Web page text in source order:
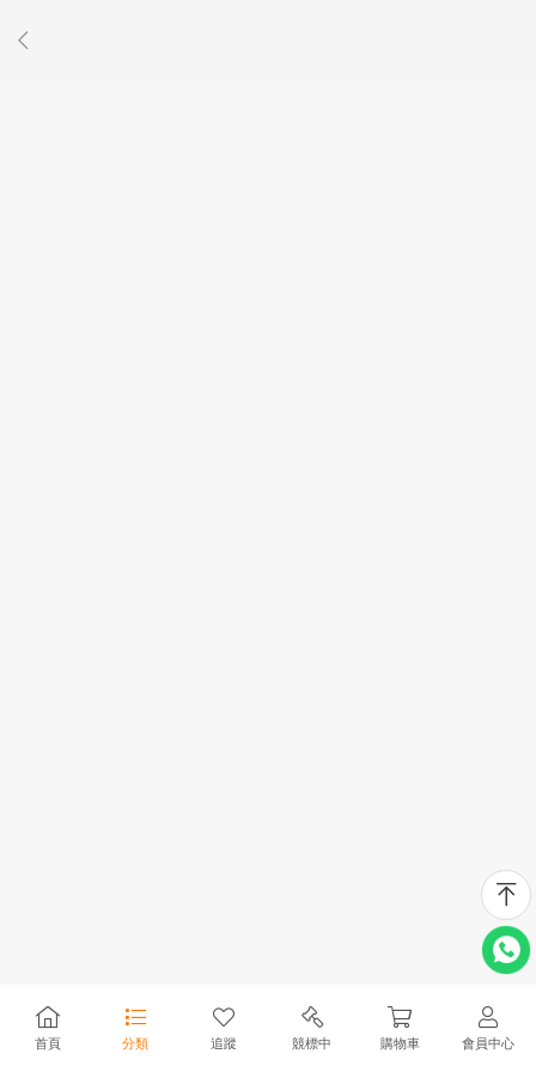
首頁 分類 追蹤 競標中 購物車 會員中心